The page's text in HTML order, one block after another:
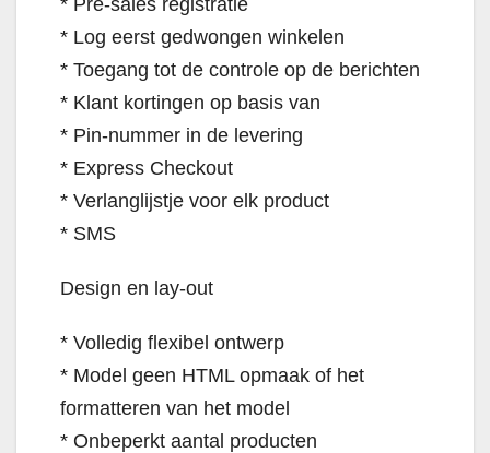
* Pre-sales registratie
* Log eerst gedwongen winkelen
* Toegang tot de controle op de berichten
* Klant kortingen op basis van
* Pin-nummer in de levering
* Express Checkout
* Verlanglijstje voor elk product
* SMS
Design en lay-out
* Volledig flexibel ontwerp
* Model geen HTML opmaak of het
formatteren van het model
* Onbeperkt aantal producten